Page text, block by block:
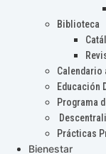
Biblioteca
Calendario
Educación
Programa
Prácticas
Bienestar